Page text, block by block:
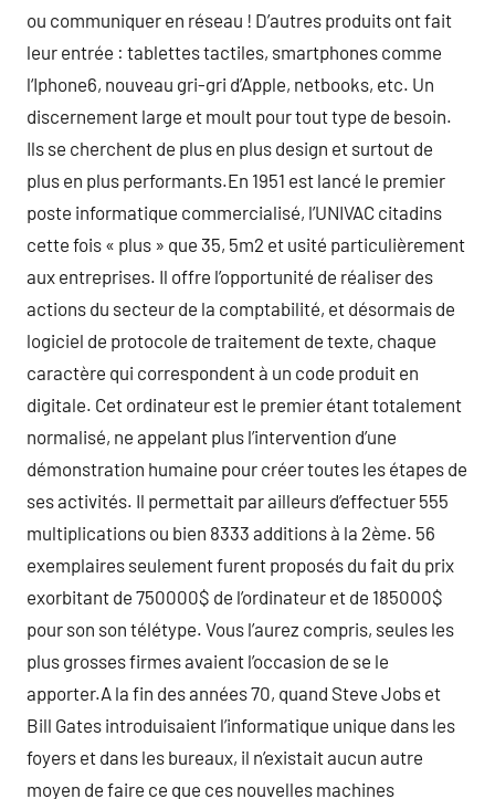
ou communiquer en réseau ! D’autres produits ont fait
leur entrée : tablettes tactiles, smartphones comme
l‘Iphone6, nouveau gri-gri d’Apple, netbooks, etc. Un
discernement large et moult pour tout type de besoin.
Ils se cherchent de plus en plus design et surtout de
plus en plus performants.En 1951 est lancé le premier
poste informatique commercialisé, l’UNIVAC citadins
cette fois « plus » que 35, 5m2 et usité particulièrement
aux entreprises. Il offre l’opportunité de réaliser des
actions du secteur de la comptabilité, et désormais de
logiciel de protocole de traitement de texte, chaque
caractère qui correspondent à un code produit en
digitale. Cet ordinateur est le premier étant totalement
normalisé, ne appelant plus l’intervention d’une
démonstration humaine pour créer toutes les étapes de
ses activités. Il permettait par ailleurs d’effectuer 555
multiplications ou bien 8333 additions à la 2ème. 56
exemplaires seulement furent proposés du fait du prix
exorbitant de 750000$ de l’ordinateur et de 185000$
pour son son télétype. Vous l’aurez compris, seules les
plus grosses firmes avaient l’occasion de se le
apporter.A la fin des années 70, quand Steve Jobs et
Bill Gates introduisaient l’informatique unique dans les
foyers et dans les bureaux, il n’existait aucun autre
moyen de faire ce que ces nouvelles machines